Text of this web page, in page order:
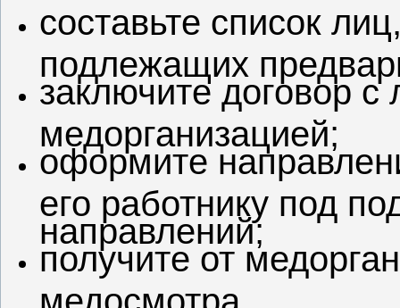
составьте список
подлежащих
заключите договор с
медорганизацией;
оформите
его работнику под
направлений;
получите от
медосмотра.